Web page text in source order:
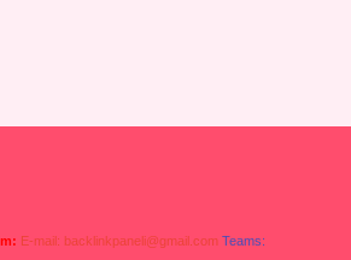
E-mail: backlinkpaneli@gmail.com Teams: